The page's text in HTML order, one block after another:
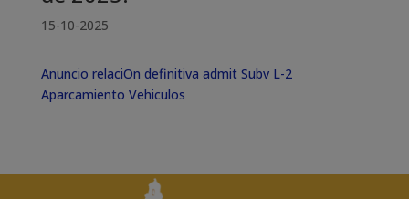
15-10-2025
Anuncio relaciOn definitiva admit Subv L-2
Aparcamiento Vehiculos